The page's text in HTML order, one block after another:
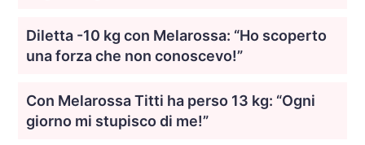
Diletta -10 kg con Melarossa: “Ho scoperto
una forza che non conoscevo!”
Con Melarossa Titti ha perso 13 kg: “Ogni
giorno mi stupisco di me!”